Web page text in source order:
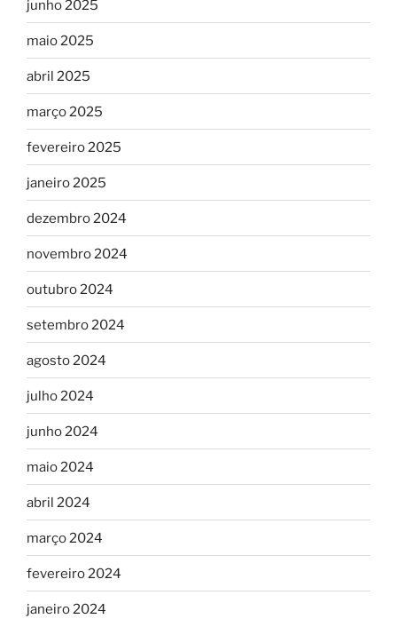
junho 2025
maio 2025
abril 2025
março 2025
fevereiro 2025
janeiro 2025
dezembro 2024
novembro 2024
outubro 2024
setembro 2024
agosto 2024
julho 2024
junho 2024
maio 2024
abril 2024
março 2024
fevereiro 2024
janeiro 2024